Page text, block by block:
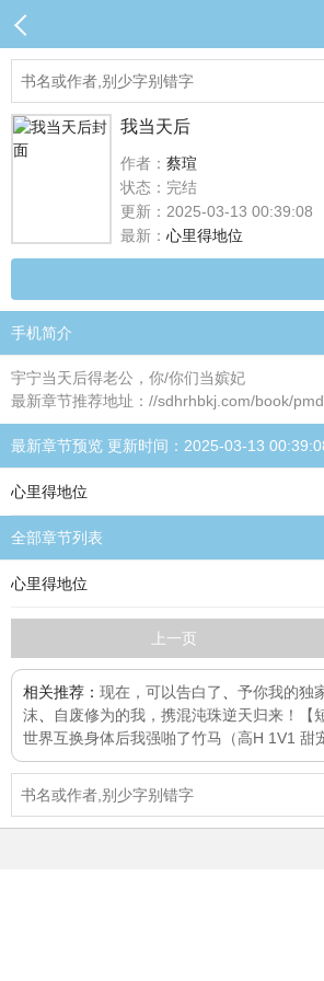
我当天后
作者： 蔡瑄
状态：完结
更新：2025-03-13 00:39:08
最新： 心里得地位
手机简介
宇宁当天后得老公，你/你们当嫔妃
最新章节推荐地址：//sdhrhbkj.com/book/
最新章节预览 更新时间：2025-03-13
心里得地位
全部章节列表
心里得地位
上一页
相关推荐： 现在，可以告白了 予你我的独
沫
自废修为的我，携混沌珠逆天归来！
世界互换身体后我强啪了竹马（高H 1V1 甜